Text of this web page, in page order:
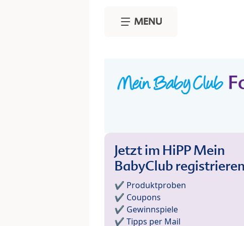
MENU
Jetzt im HiPP Mein
BabyClub registrieren
✔️ Produktproben
✔️ Coupons
✔️ Gewinnspiele
✔️ Tipps per Mail